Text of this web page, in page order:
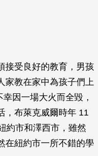
接受良好的教育，男孩
家教在家中為孩子們上
因一場大火而全毀，
，布萊克威爾時年 11
約市和澤西市，雖然
在紐約市一所不錯的學